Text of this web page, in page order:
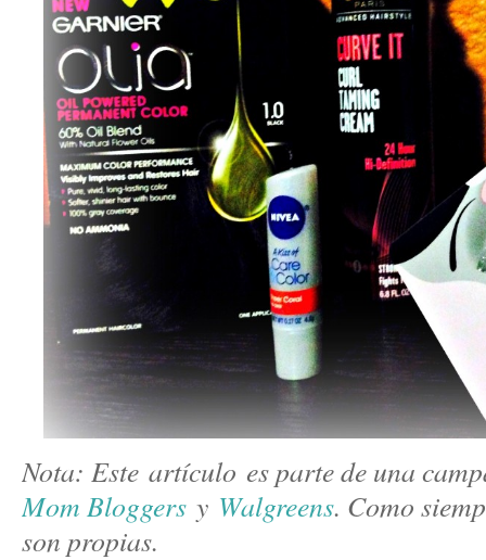
Nota: Este artículo es parte de una
Mom Bloggers y Walgreens. Como
son propias.